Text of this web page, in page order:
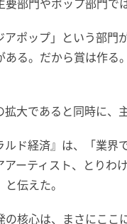
部門やポップ部門で
アポップ」という部門
ある。だから賞は作る
大であると同時に、
ド経済』は、「業界
ーティスト、とりわ
伝えた。
核心は、まさにここ